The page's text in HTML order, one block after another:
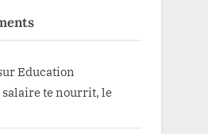
Education
te nourrit, le